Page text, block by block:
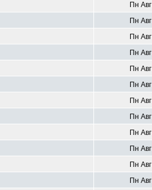
Пн
Пн
Пн
Пн
Пн
Пн
Пн
Пн
Пн
Пн
Пн
Пн